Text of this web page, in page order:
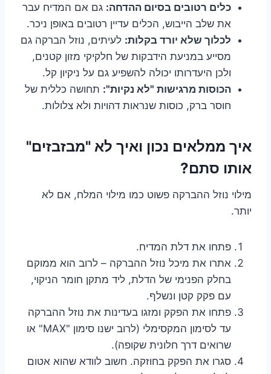
כלים רטובים בסיום ההדחה: גם אם המדיח עבר
את שלב הייבוש, הכלים עדיין רטובים באופן ניכר.
לכלוך שלא יורד בקלות: לעיתים, נוזל הברקה גם
מסייע במניעת הידבקות של חלקיקי מזון קטנים,
ולכן היעדרותו יכולה להשפיע גם על ניקיון קל.
הכוסות מרגישות "לא נקיות": תחושה כללית של
חוסר ברק, כוסות שנראות דהויות ולא צלולות.
איך ממלאים נכון ואיך לא "מבזבזים"
אותו סתם?
מילוי נוזל ההברקה פשוט כמו מילוי המלח, אם לא
יותר.
פתחו את דלת המדיח.
אתרו את מיכל נוזל ההברקה – לרוב הוא ממוקם
בחלק הפנימי של הדלת, ליד מתקן חומר הניקוי,
עם פקק קטן ונשלף.
פתחו את הפקק ומזגו בעדינות את נוזל ההברקה
עד לסימון המקסימלי (לרוב ישנו סימון "MAX" או
שרואים דרך חלונית שקופה).
סגרו את הפקק בחוזקה. חשוב לוודא שהוא אטום